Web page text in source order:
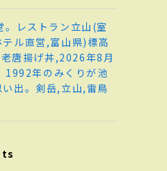
レストラン立山(室
ル直営,富山県)標高
唐揚げ丼,2026年8月
1992年のみくりが池
出。剣岳,立山,雷鳥